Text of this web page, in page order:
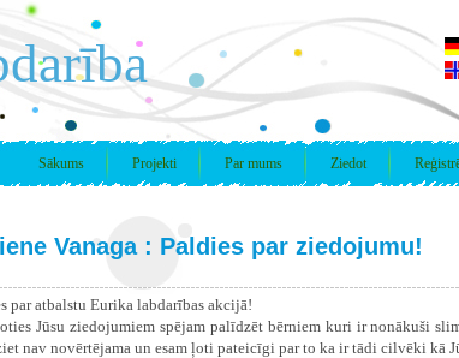
Sākums Projekti Par mums Ziedot
Vanaga : Paldies par ziedojumu!
par atbalstu Eurika labdarības akcijā!
Jūsu ziedojumiem spējam palīdzēt bērniem kuri ir nonākuši
nav novērtējama un esam ļoti pateicīgi par to ka ir tādi cilvēki kā